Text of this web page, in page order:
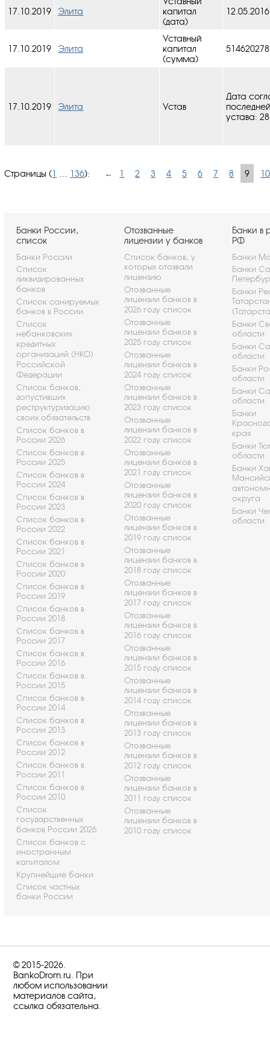
17.10.2019 Элита
капитал
(дата)
12.05.2016
17.10.2019 Элита
Уставный
капитал
(сумма)
17.10.2019 Элита Устав
Дата
устава:
Страницы (1 136): ← 1 2 3 4 5 6 7 8 9 10
Банки России,
список
Банки России
Список
ликвидированных
банков
Список санируемых
банков в России
Список
небанковских
кредитных
организаций (НКО)
Российской
Федерации
Список банков,
допустивших
реструктуризацию
своих обязательств
Список банков в
России 2026
Список банков в
России 2025
Список банков в
России 2024
Список банков в
России 2023
Список банков в
России 2022
Список банков в
России 2021
Список банков в
России 2020
Список банков в
России 2019
Список банков в
России 2018
Список банков в
России 2017
Список банков в
России 2016
Список банков в
России 2015
Список банков в
России 2014
Список банков в
России 2013
Список банков в
России 2012
Список банков в
России 2011
Список банков в
России 2010
Список
государственных
банков России 2026
Список банков с
иностранным
капиталом
Крупнейшие банки
Список частных
банки России
Отозванные
лицензии у банков
Список банков, у
которых отозвали
лицензию
Отозванные
лицензии банков в
2026 году список
Отозванные
лицензии банков в
2025 году список
Отозванные
лицензии банков в
2024 году список
Отозванные
лицензии банков в
2023 году список
Отозванные
лицензии банков в
2022 году список
Отозванные
лицензии банков в
2021 году список
Отозванные
лицензии банков в
2020 году список
Отозванные
лицензии банков в
2019 году список
Отозванные
лицензии банков в
2018 году список
Отозванные
лицензии банков в
2017 году список
Отозванные
лицензии банков в
2016 году список
Отозванные
лицензии банков в
2015 году список
Отозванные
лицензии банков в
2014 году список
Отозванные
лицензии банков в
2013 году список
Отозванные
лицензии банков в
2012 году список
Отозванные
лицензии банков в
2011 году список
Отозванные
лицензии банков в
2010 году список
Банки в
РФ
Банки
Банки
Банки
Банки
области
Банки
области
Банки
области
Банки
области
Банки
края
Банки
области
Банки
округа
Банки
области
© 2015-2026.
BankoDrom.ru. При
любом использовании
материалов сайта,
ссылка обязательна.